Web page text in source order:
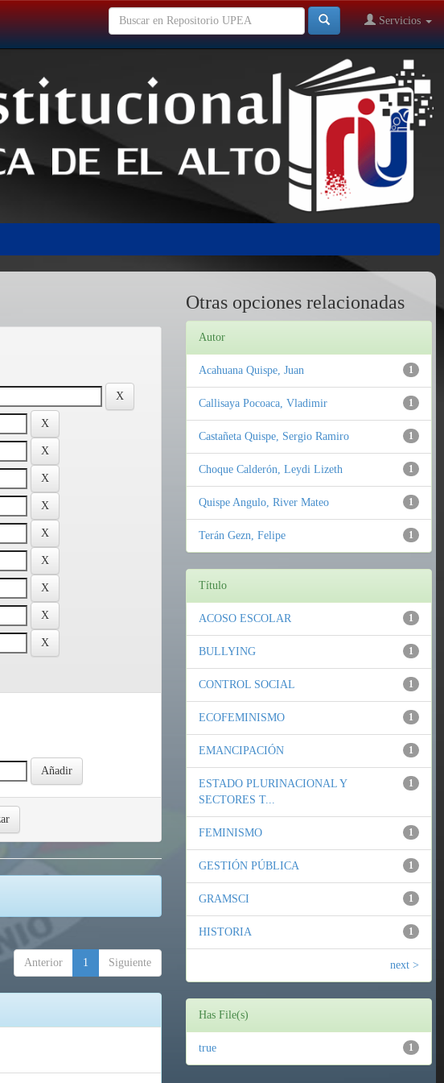
Servicios
Anterior 1 Siguiente
Otras opciones relacionadas
Autor
1
Acahuana Quispe, Juan
1
Callisaya Pocoaca, Vladimir
1
Castañeta Quispe, Sergio Ramiro
1
Choque Calderón, Leydi Lizeth
1
Quispe Angulo, River Mateo
1
Terán Gezn, Felipe
Título
1
ACOSO ESCOLAR
1
BULLYING
1
CONTROL SOCIAL
1
ECOFEMINISMO
1
EMANCIPACIÓN
1
ESTADO PLURINACIONAL Y
SECTORES T...
1
FEMINISMO
1
GESTIÓN PÚBLICA
1
GRAMSCI
1
HISTORIA
next >
Has File(s)
1
true